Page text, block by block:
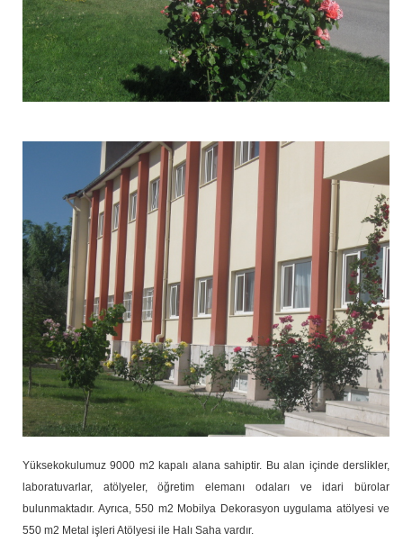
Yüksekokulumuz 9000 m2 kapalı alana sahiptir. Bu alan içinde derslikler,
laboratuvarlar, atölyeler, öğretim elemanı odaları ve idari bürolar
bulunmaktadır. Ayrıca, 550 m2 Mobilya Dekorasyon uygulama atölyesi ve
550 m2 Metal işleri Atölyesi ile Halı Saha vardır.